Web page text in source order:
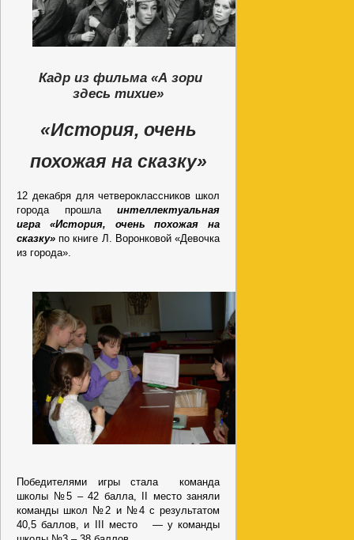
Кадр из фильма «А зори
здесь тихие»
«История, очень
похожая на сказку»
12 декабря для четвероклассников школ
города прошла интеллектуальная
игра «История, очень похожая на
сказку» по книге Л. Воронковой «Девочка
из города».
Победителями игры стала команда
школы №5 – 42 балла, II место заняли
команды школ №2 и №4 с результатом
40,5 баллов, и III место — у команды